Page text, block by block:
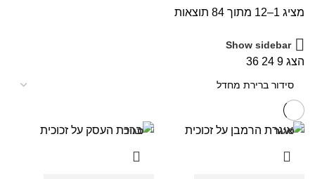
מציג 1–12 מתוך 84 תוצאות
Show sidebar
הצג 9
24
36
סגור סגור